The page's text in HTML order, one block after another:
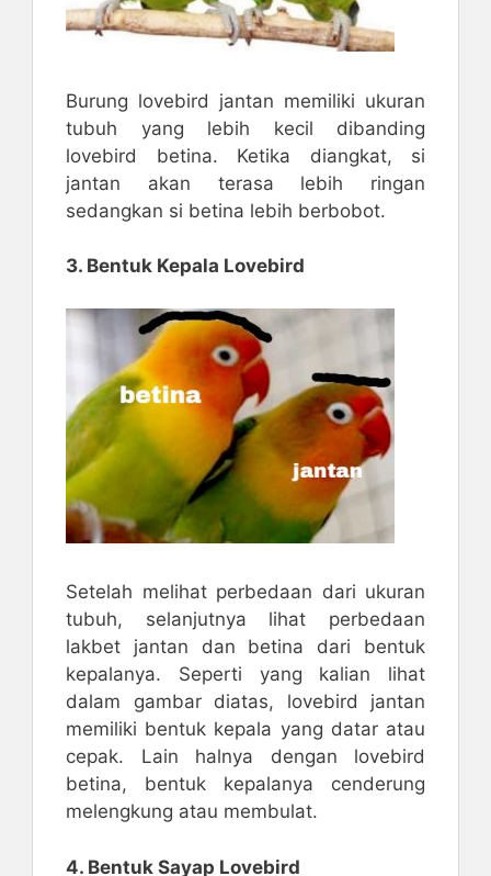
Burung lovebird jantan memiliki ukuran
tubuh yang lebih kecil dibanding
lovebird betina. Ketika diangkat, si
jantan akan terasa lebih ringan
sedangkan si betina lebih berbobot.
3. Bentuk Kepala Lovebird
Setelah melihat perbedaan dari ukuran
tubuh, selanjutnya lihat perbedaan
lakbet jantan dan betina dari bentuk
kepalanya. Seperti yang kalian lihat
dalam gambar diatas, lovebird jantan
memiliki bentuk kepala yang datar atau
cepak. Lain halnya dengan lovebird
betina, bentuk kepalanya cenderung
melengkung atau membulat.
4. Bentuk Sayap Lovebird